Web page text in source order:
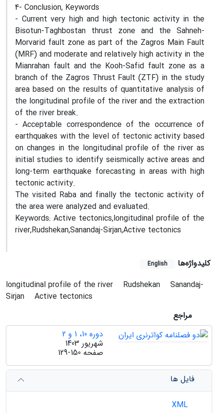
4- Conclusion, Keywords
- Current very high and high tectonic activity in the
Bisotun-Taghbostan thrust zone and the Sahneh-
Morvarid fault zone as part of the Zagros Main Fault
(MRF) and moderate and relatively high activity in the
Mianrahan fault and the Kooh-Safid fault zone as a
branch of the Zagros Thrust Fault (ZTF) in the study
area based on the results of quantitative analysis of
the longitudinal profile of the river and the extraction
of the river break.
- Acceptable correspondence of the occurrence of
earthquakes with the level of tectonic activity based
on changes in the longitudinal profile of the river as
initial studies to identify seismically active areas and
long-term earthquake forecasting in areas with high
tectonic activity.
The visited Raba and finally the tectonic activity of
the area were analyzed and evaluated.
Keywords: Active tectonics,longitudinal profile of the
river,Rudshekan,Sanandaj-Sirjan,Active tectonics
کلیدواژه‌ها English
longitudinal profile of the river Rudshekan
Sanandaj-
Sirjan
Active tectonics
مراجع
دوره 10، 1 و 2
شهریور 1403
صفحه 129-150
فایل ها